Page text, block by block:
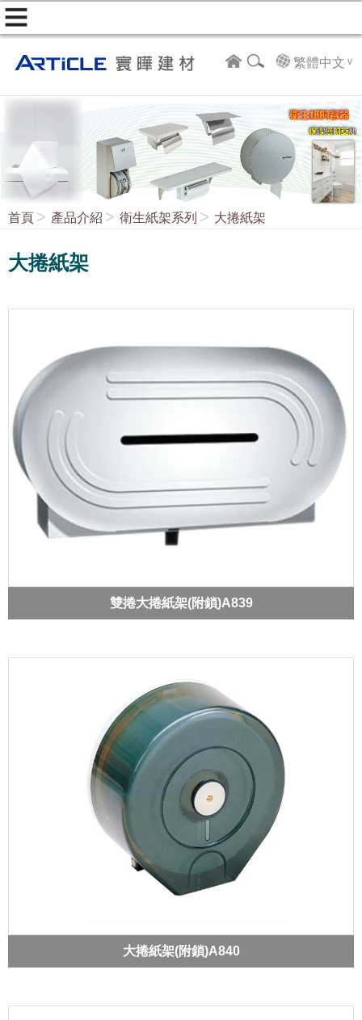
繁體中文
首頁 產品介紹 衛生紙架系列 大捲紙架
大捲紙架
雙捲大捲紙架(附鎖)A839
大捲紙架(附鎖)A840